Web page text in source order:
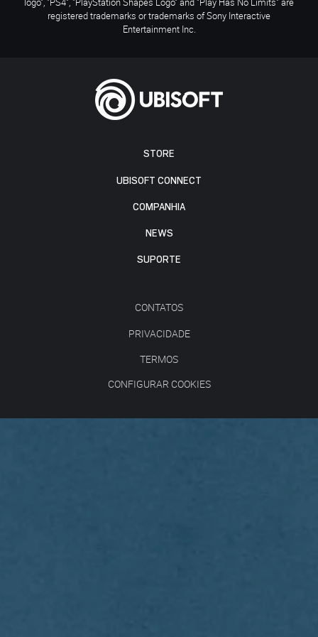
STORE
UBISOFT CONNECT
COMPANHIA
NEWS
SUPORTE
CONTATOS
PRIVACIDADE
TERMOS
CONFIGURAR COOKIES
registered trademarks or trademarks of Sony Interactive
Entertainment Inc.